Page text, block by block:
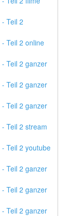
Teil 2
Teil 2 online
Teil 2 ganzer
Teil 2 ganzer
Teil 2 ganzer
Teil 2 stream
Teil 2 youtube
Teil 2 ganzer
Teil 2 ganzer
Teil 2 ganzer